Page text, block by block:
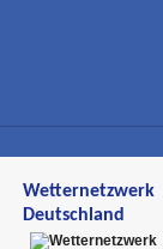
Wetternetzwerk
Deutschland